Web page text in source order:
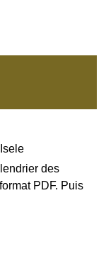
des
PDF. Puis